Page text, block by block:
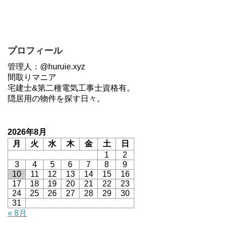
プロフィール
管理人：@huruie.xyz
間取りマニア
宅建士&第二種電気工事士資格有。
隠居用の物件を探す日々。
2026年8月
月
火 水 木 金 土
日
1
2
3
4 5 6 7 8
9
10
11 12 13 14 15
16
17
18 19 20 21 22
23
24
25 26 27 28 29
30
31
« 8月